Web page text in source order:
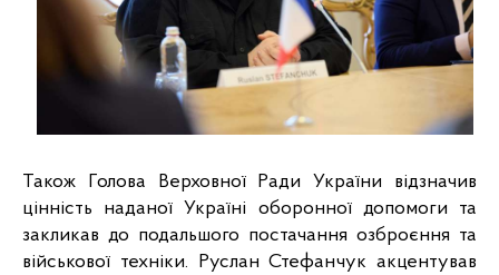
Також Голова Верховної Ради України відзначив
цінність наданої Україні оборонної допомоги та
закликав до подальшого постачання озброєння та
військової техніки. Руслан Стефанчук акцентував